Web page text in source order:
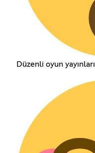
Düzenli oyun yayınları